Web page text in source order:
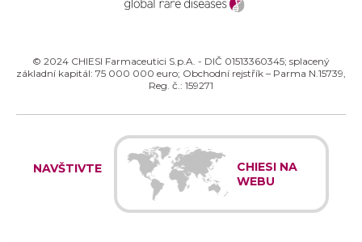
© 2024 CHIESI Farmaceutici S.p.A. - DIČ 01513360345; splacený
základní kapitál: 75 000 000 euro; Obchodní rejstřík – Parma N.15739,
Reg. č.: 159271
NAVŠTIVTE
CHIESI NA
WEBU